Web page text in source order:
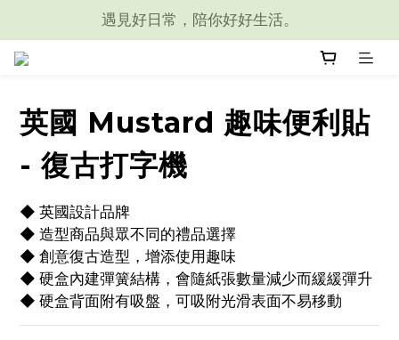
遇見好日常，陪你好好生活。
英國 Mustard 趣味便利貼
- 復古打字機
◆ 英國設計品牌
◆ 造型商品與眾不同的禮品選擇
◆ 創意復古造型，增添使用趣味
◆ 硬盒內建彈簧結構，會隨紙張數量減少而緩緩彈升
◆ 硬盒背面附有吸盤，可吸附光滑表面不易移動